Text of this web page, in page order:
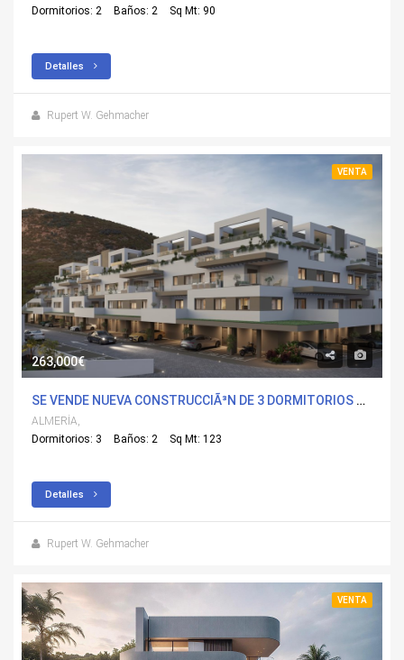
Dormitorios: 2
Baños: 2 Sq Mt: 90
Detalles
Rupert W. Gehmacher
VENTA
263,000€
SE VENDE NUEVA CONSTRUCCIÃ³N DE 3 DORMITORIOS APARTAMENTO EN PULPÃ­, ALMERÍA CON PISCINA
ALMERÍA,
Dormitorios: 3
Baños: 2 Sq Mt: 123
Detalles
Rupert W. Gehmacher
VENTA